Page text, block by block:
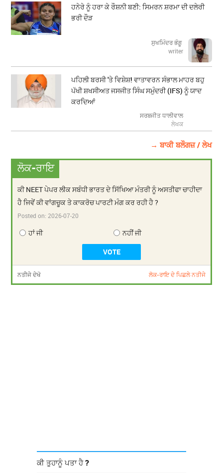
ਹਨੇਰੇ ਨੂੰ ਹਰਾ ਕੇ ਰੌਸ਼ਨੀ ਬਣੀ: ਸਿਮਰਨ ਸ਼ਰਮਾ ਦੀ ਦਲੇਰੀ
ਭਰੀ ਦੌੜ
ਸੁਖਮਿੰਦਰ ਭੰਗੂ
writer
ਪਹਿਲੀ ਬਰਸੀ 'ਤੇ ਵਿਸ਼ੇਸ਼! ਵਾਤਾਵਰਨ ਸੰਭਾਲ ਮਾਹਰ ਬਹੁ
ਪੱਖੀ ਸ਼ਖਸੀਅਤ ਜਸਜੀਤ ਸਿੰਘ ਸਮੁੰਦਰੀ (IFS) ਨੂੰ ਯਾਦ
ਕਰਦਿਆਂ
ਸਰਬਜੀਤ ਧਾਲੀਵਾਲ
ਲੇਖਕ
→ ਬਾਕੀ ਬਲੌਗਜ਼ / ਲੇਖ
ਲੋਕ-ਰਾਇ
ਕੀ NEET ਪੇਪਰ ਲੀਕ ਸਬੰਧੀ ਭਾਰਤ ਦੇ ਸਿੱਖਿਆ ਮੰਤਰੀ ਨੂੰ ਅਸਤੀਫਾ ਚਾਹੀਦਾ
ਹੈ ਜਿਵੇਂ ਕੀ ਵਾਂਗਚੂਕ ਤੇ ਕਾਕਰੋਚ ਪਾਰਟੀ ਮੰਗ ਕਰ ਰਹੀ ਹੈ ?
Posted on:2026-07-20
ਹਾਂ ਜੀ ਨਹੀਂ ਜੀ
ਨਤੀਜੇ ਦੇਖੋ ਲੋਕ-ਰਾਇ ਦੇ ਪਿਛਲੇ ਨਤੀਜੇ
ਕੀ ਤੁਹਾਨੂੰ ਪਤਾ ਹੈ ?